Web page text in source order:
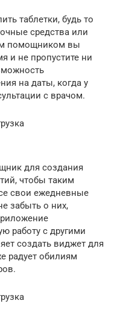
таблетки, будь то
средства или
помощником вы
и не пропустите ни
на даты, когда у
с врачом.
для создания
чтобы таким
свои ежедневные
забыть о них,
работу с другими
создать виджет для
радует обилиям